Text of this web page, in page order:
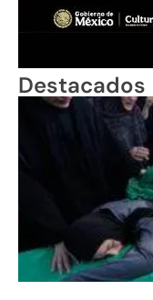
Destacados